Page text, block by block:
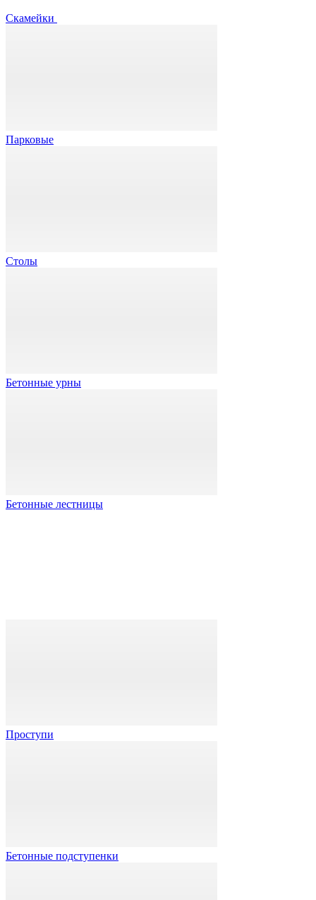
Скамейки
Парковые
Столы
Бетонные урны
Бетонные лестницы
Проступи
Бетонные подступенки